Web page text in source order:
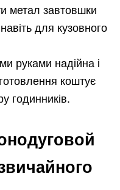
метал завтовшки
для кузовного
руками надійна і
коштує
годинників.